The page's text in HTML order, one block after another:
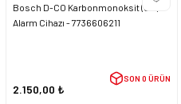
Bosch D-CO Karbonmonoksit (CO)
Alarm Cihazı - 7736606211
2.150,00 ₺
SON 0 ÜRÜN